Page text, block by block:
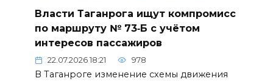
Власти Таганрога ищут компромисс
по маршруту № 73‑Б с учётом
интересов пассажиров
22.07.2026 18:21 978
В Таганроге изменение схемы движения